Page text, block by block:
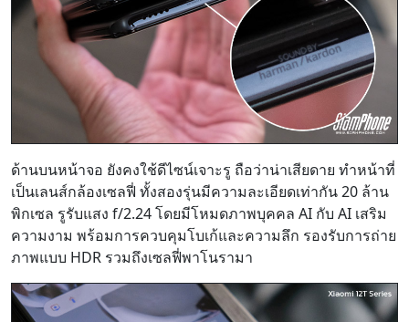
ด้านบนหน้าจอ ยังคงใช้ดีไซน์เจาะรู ถือว่าน่าเสียดาย ทำหน้าที่
เป็นเลนส์กล้องเซลฟี่ ทั้งสองรุ่นมีความละเอียดเท่ากัน 20 ล้าน
พิกเซล รูรับแสง f/2.24 โดยมีโหมดภาพบุคคล AI กับ AI เสริม
ความงาม พร้อมการควบคุมโบเก้และความลึก รองรับการถ่าย
ภาพแบบ HDR รวมถึงเซลฟี่พาโนรามา